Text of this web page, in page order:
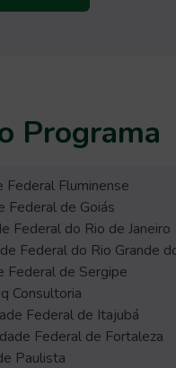
Programa
Federal Fluminense
Federal de Goiás
Federal do Rio de Janeiro
Federal do Rio Grande
Federal de Sergipe
Consultoria
Federal de Itajubá
Federal de Fortaleza
Paulista